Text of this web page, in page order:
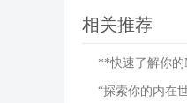
相关推荐
**快速了解你
“探索你的内在